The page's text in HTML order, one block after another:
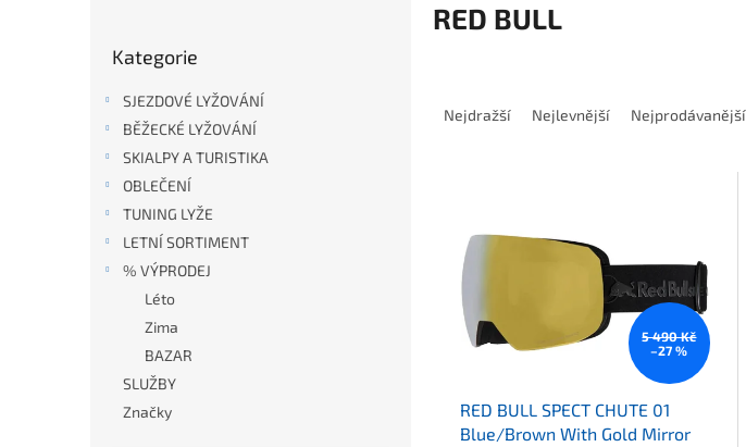
Kategorie
SJEZDOVÉ LYŽOVÁNÍ
BĚŽECKÉ LYŽOVÁNÍ
SKIALPY A TURISTIKA
OBLEČENÍ
TUNING LYŽE
LETNÍ SORTIMENT
% VÝPRODEJ
Léto
Zima
BAZAR
SLUŽBY
Značky
RED BULL
Nejdražší Nejlevnější Nejprodávanější
5 490 Kč
–27 %
RED BULL SPECT CHUTE 01
Blue/Brown With Gold Mirror